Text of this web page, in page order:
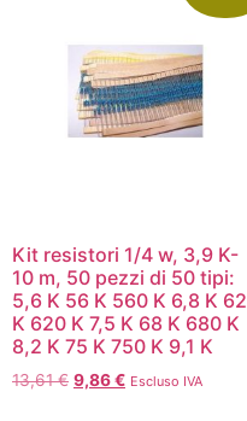
Kit resistori 1/4 w, 3,9 K-
10 m, 50 pezzi di 50 tipi:
5,6 K 56 K 560 K 6,8 K 62
K 620 K 7,5 K 68 K 680 K
8,2 K 75 K 750 K 9,1 K
13,61€ 9,86€ Escluso IVA